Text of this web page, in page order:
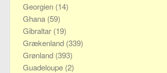
Georgien (14)
Ghana (59)
Gibraltar (19)
Grækenland (339)
Grønland (393)
Guadeloupe (2)